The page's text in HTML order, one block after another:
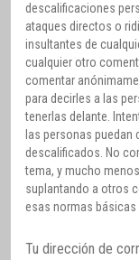
descalificaciones
ataques directos o
insultantes de
cualquier otro
comentar
para decirles a las
tenerlas delante.
las personas
descalificados. No
tema, y mucho
suplantando a otros
esas normas
Tu dirección de